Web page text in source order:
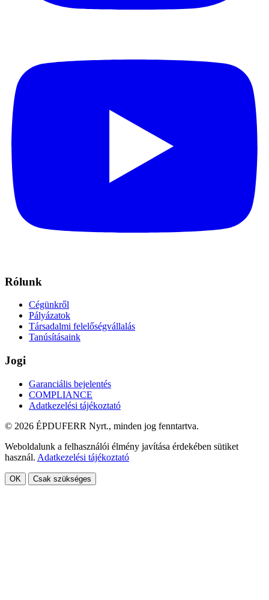
Rólunk
Cégünkről
Pályázatok
Társadalmi felelőségvállalás
Tanúsításaink
Jogi
Garanciális bejelentés
COMPLIANCE
Adatkezelési tájékoztató
© 2026 ÉPDUFERR Nyrt., minden jog fenntartva.
Weboldalunk a felhasználói élmény javítása érdekében sütiket
használ. Adatkezelési tájékoztató
OK Csak szükséges